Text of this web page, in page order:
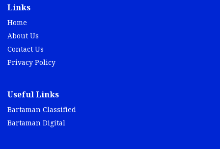
Links
Home
About Us
Contact Us
Privacy Policy
Useful Links
Bartaman Classified
Bartaman Digital